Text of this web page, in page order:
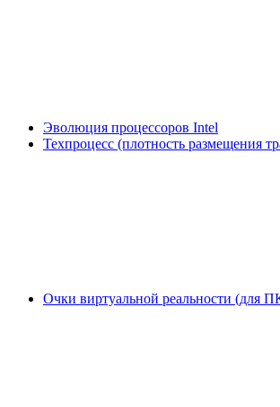
Эволюция процессоров Intel
Техпроцесс (плотность размещения
Очки виртуальной реальности (для